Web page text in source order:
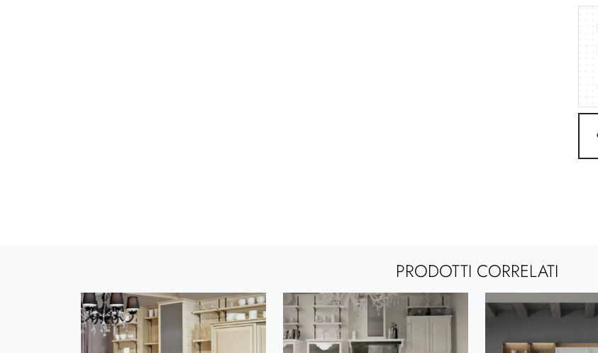
PRODOTTI CORRELATI